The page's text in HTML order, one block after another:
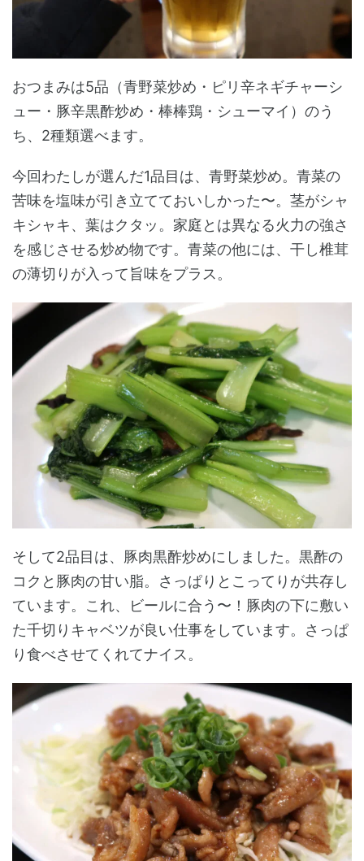
おつまみは5品（青野菜炒め・ピリ辛ネギチャーシ
ュー・豚辛黒酢炒め・棒棒鶏・シューマイ）のう
ち、2種類選べます。
今回わたしが選んだ1品目は、青野菜炒め。青菜の
苦味を塩味が引き立てておいしかった〜。茎がシャ
キシャキ、葉はクタッ。家庭とは異なる火力の強さ
を感じさせる炒め物です。青菜の他には、干し椎茸
の薄切りが入って旨味をプラス。
そして2品目は、豚肉黒酢炒めにしました。黒酢の
コクと豚肉の甘い脂。さっぱりとこってりが共存し
ています。これ、ビールに合う〜！豚肉の下に敷い
た千切りキャベツが良い仕事をしています。さっぱ
り食べさせてくれてナイス。